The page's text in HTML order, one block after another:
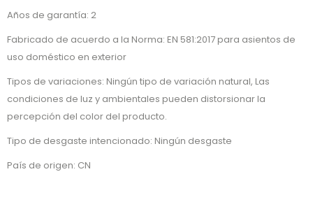
Años de garantía: 2
Fabricado de acuerdo a la Norma: EN 581:2017 para asientos de
uso doméstico en exterior
Tipos de variaciones: Ningún tipo de variación natural, Las
condiciones de luz y ambientales pueden distorsionar la
percepción del color del producto.
Tipo de desgaste intencionado: Ningún desgaste
País de origen: CN